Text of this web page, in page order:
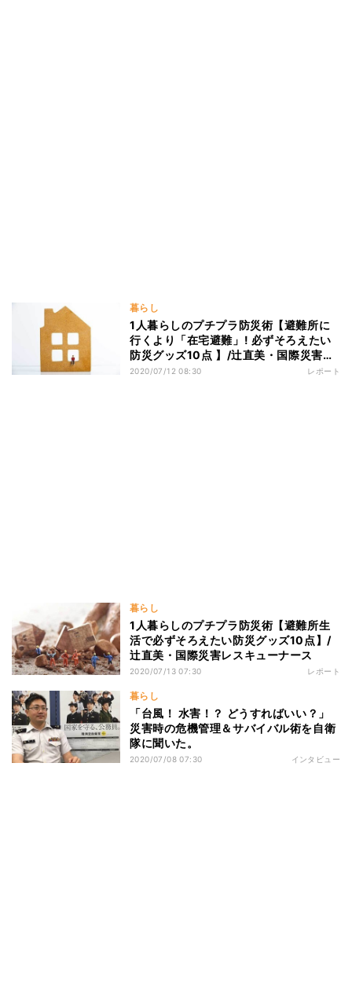
暮らし
1人暮らしのプチプラ防災術【避難所に
行くより「在宅避難」! 必ずそろえたい
防災グッズ10点 】/辻直美・国際災害レ
スキューナース
2020/07/12 08:30 レポート
暮らし
1人暮らしのプチプラ防災術【避難所生
活で必ずそろえたい防災グッズ10点】/
辻直美・国際災害レスキューナース
2020/07/13 07:30 レポート
暮らし
「台風！ 水害！？ どうすればいい？」
災害時の危機管理＆サバイバル術を自衛
隊に聞いた。
2020/07/08 07:30 インタビュー